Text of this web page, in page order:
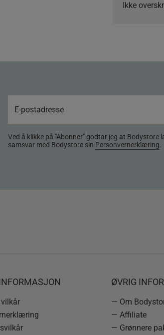
Ikke
Ved å klikke på "Abonner" godtar jeg at Bodystore
samsvar med Bodystore sin Personvernerklæring.
ØVRIG
— Om
— Affiliate
— Grønnere